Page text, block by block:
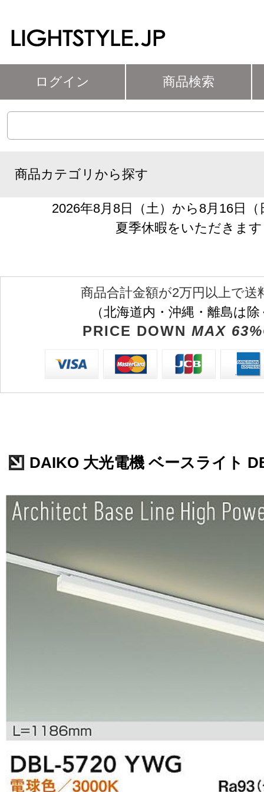
ログイン 商品検索
商品カテゴリから探す
2026年8月8日（土）から8月16日
夏季休暇をいただきます
商品合計金額が2万円以上で送
（北海道内・沖縄・離島は
PRICE DOWN MAX
DAIKO 大光電機 ベースライト